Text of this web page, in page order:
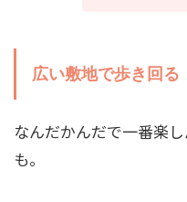
広い敷地で歩き回る
なんだかんだで一番楽
も。